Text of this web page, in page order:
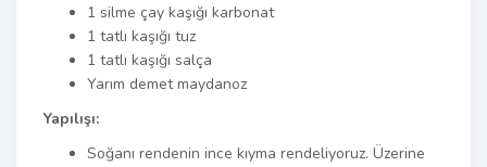
1 silme çay kaşığı karbonat
1 tatlı kaşığı tuz
1 tatlı kaşığı salça
Yarım demet maydanoz
Yapılışı:
Soğanı rendenin ince kıyma rendeliyoruz. Üzerine